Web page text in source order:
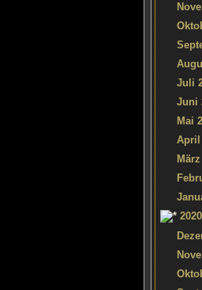
Juli
Juni
Mai
April
2020